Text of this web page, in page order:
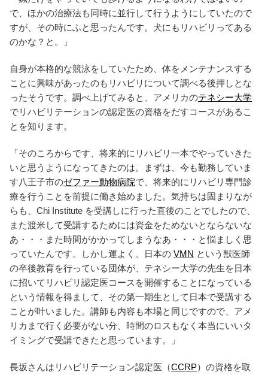
で、ほかの治療法も同時に並行して行うようにしていたので
すが、その時にふと思ったんです。犬にもリハビリってある
のかな？と。」
自身が本格的な競泳をしていたため、体をメンテナンスする
ことに興味があったのもリハビリについて調べる後押しとな
ったそうです。調べ上げてみると、アメリカのテネシー大学
でリハビリテーションの認定医の資格をだすコースがあるこ
とを知ります。
「そのころからです、将来的にリハビリ一本でやっていきた
いと思うようになってきたのは。まずは、今も勤務していま
す八王子市のゼファー動物病院で、将来的にリハビリ専門診
療を行うことを前提に働き始めました。気持ちは固まりなが
らも、Chi Institute を受講しに行った直後のことでしたので、
また渡米して受講するためには資金をためないとならないな
あ・・・また時間がかかってしまうなあ・・・と悩ましく思
っていたんです。しかし運よく、日本の VMN という獣医師
の卒後教育を行っている団体が、テネシー大学の先生を日本
に招いてリハビリ認定医コースを開催することになっている
という情報を得まして、その第一期生として日本で受講する
ことが叶いました。講師も内容も本場と同じですので、アメ
リカまで行く必要がない分、時間のロスもなく本当にいいタ
イミングで受講できたと思っています。」
長坂さんはリハビリテーション認定医（CCRP）の資格を取